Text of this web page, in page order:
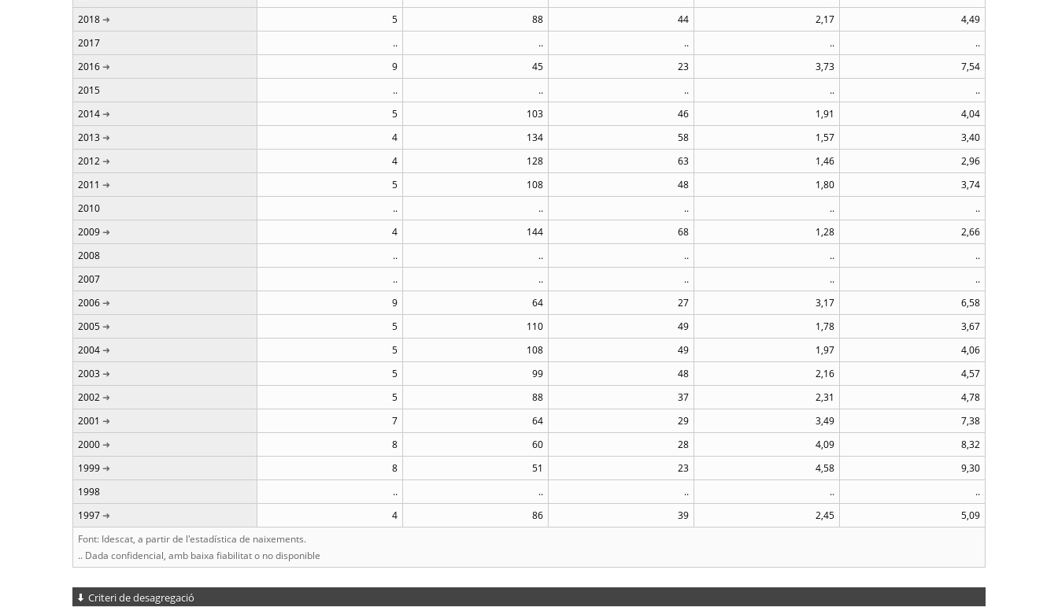
2018
5 88 44 2,17
4,49
2017
.. .. .. ..
..
2016
9 45 23 3,73
7,54
2015
.. .. .. ..
..
2014
5 103 46 1,91
4,04
2013
4 134 58 1,57
3,40
2012
4 128 63 1,46
2,96
2011
5 108 48 1,80
3,74
2010
.. .. .. ..
..
2009
4 144 68 1,28
2,66
2008
.. .. .. ..
..
2007
.. .. .. ..
..
2006
9 64 27 3,17
6,58
2005
5 110 49 1,78
3,67
2004
5 108 49 1,97
4,06
2003
5 99 48 2,16
4,57
2002
5 88 37 2,31
4,78
2001
7 64 29 3,49
7,38
2000
8 60 28 4,09
8,32
1999
8 51 23 4,58
9,30
1998
.. .. .. ..
..
1997
4 86 39 2,45
5,09
Font: Idescat, a partir de l'estadística de naixements.
.. Dada confidencial, amb baixa fiabilitat o no disponible
Criteri de desagregació